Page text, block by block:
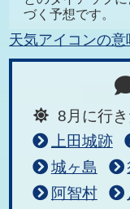
づく予想です。
天気アイコンの意
8月に行
上田城跡
城ヶ島
阿智村